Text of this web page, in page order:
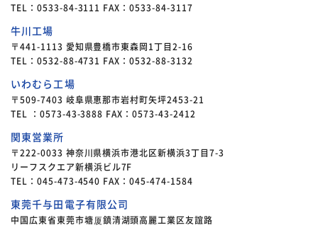
TEL：0533-84-3111 FAX：0533-84-3117
牛川工場
〒441-1113 愛知県豊橋市東森岡1丁目2-16
TEL：0532-88-4731 FAX：0532-88-3132
いわむら工場
〒509-7403 岐阜県恵那市岩村町矢坪2453-21
TEL ：0573-43-3888 FAX：0573-43-2412
関東営業所
〒222-0033 神奈川県横浜市港北区新横浜3丁目7-3
リーフスクエア新横浜ビル7F
TEL：045-473-4540 FAX：045-474-1584
東莞千与田電子有限公司
中国広東省東莞市塘厦鎮清湖頭高麗工業区友誼路